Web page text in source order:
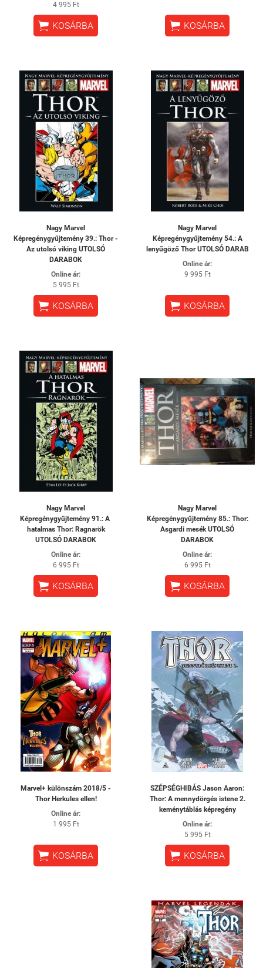
4 995 Ft
 KOSÁRBA  KOSÁRBA
Nagy Marvel
Képregénygyűjtemény 39.: Thor -
​Az utolsó viking UTOLSÓ
DARABOK
Online ár:
5 995 Ft
 KOSÁRBA
Nagy Marvel
Képregénygyűjtemény 54.: A
lenyűgöző Thor UTOLSÓ DARAB
Online ár:
9 995 Ft
 KOSÁRBA
Nagy Marvel
Képregénygyűjtemény 91.: A ​
hatalmas Thor: Ragnarök
UTOLSÓ DARABOK
Online ár:
6 995 Ft
 KOSÁRBA
Nagy Marvel
Képregénygyűjtemény 85.: Thor:
Asgardi mesék UTOLSÓ
DARABOK
Online ár:
6 995 Ft
 KOSÁRBA
Marvel+ különszám 2018/5 -
Thor Herkules ellen!
Online ár:
1 995 Ft
 KOSÁRBA
SZÉPSÉGHIBÁS Jason Aaron:
Thor: A mennydörgés istene 2.
keménytáblás képregény
Online ár:
5 995 Ft
 KOSÁRBA